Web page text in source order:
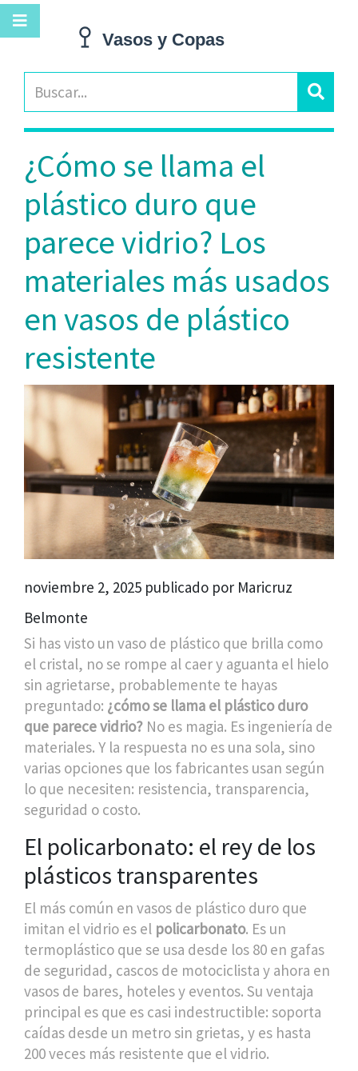
¿Cómo se llama el
plástico duro que
parece vidrio? Los
materiales más usados
en vasos de plástico
resistente
noviembre 2, 2025 publicado por Maricruz
Belmonte
Si has visto un vaso de plástico que brilla como
el cristal, no se rompe al caer y aguanta el hielo
sin agrietarse, probablemente te hayas
preguntado: ¿cómo se llama el plástico duro
que parece vidrio? No es magia. Es ingeniería de
materiales. Y la respuesta no es una sola, sino
varias opciones que los fabricantes usan según
lo que necesiten: resistencia, transparencia,
seguridad o costo.
El policarbonato: el rey de los
plásticos transparentes
El más común en vasos de plástico duro que
imitan el vidrio es el policarbonato. Es un
termoplástico que se usa desde los 80 en gafas
de seguridad, cascos de motociclista y ahora en
vasos de bares, hoteles y eventos. Su ventaja
principal es que es casi indestructible: soporta
caídas desde un metro sin grietas, y es hasta
200 veces más resistente que el vidrio.